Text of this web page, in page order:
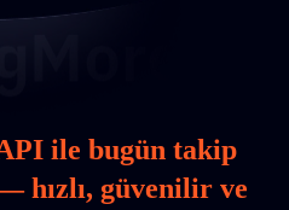
ile bugün takip
hızlı, güvenilir ve